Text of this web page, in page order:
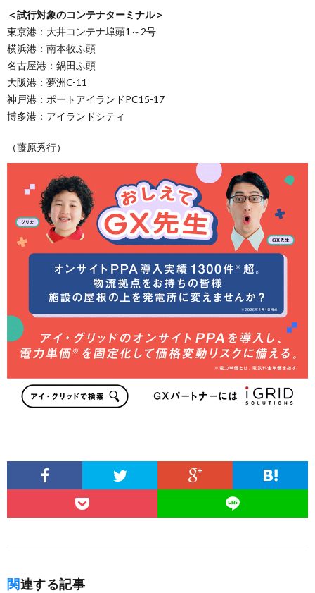
＜試行対象のコンテナターミナル＞
東京港：大井コンテナ埠頭1～2号
横浜港：南本牧ふ頭
名古屋港：鍋田ふ頭
大阪港：夢洲C-11
神戸港：ポートアイランドPC15-17
博多港：アイランドシティ
（藤原秀行）
関連する記事